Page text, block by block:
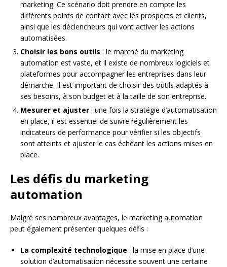
marketing. Ce scénario doit prendre en compte les
différents points de contact avec les prospects et clients,
ainsi que les déclencheurs qui vont activer les actions
automatisées.
Choisir les bons outils : le marché du marketing
automation est vaste, et il existe de nombreux logiciels et
plateformes pour accompagner les entreprises dans leur
démarche. Il est important de choisir des outils adaptés à
ses besoins, à son budget et à la taille de son entreprise.
Mesurer et ajuster : une fois la stratégie d’automatisation
en place, il est essentiel de suivre régulièrement les
indicateurs de performance pour vérifier si les objectifs
sont atteints et ajuster le cas échéant les actions mises en
place.
Les défis du marketing
automation
Malgré ses nombreux avantages, le marketing automation
peut également présenter quelques défis :
La complexité technologique : la mise en place d’une
solution d’automatisation nécessite souvent une certaine